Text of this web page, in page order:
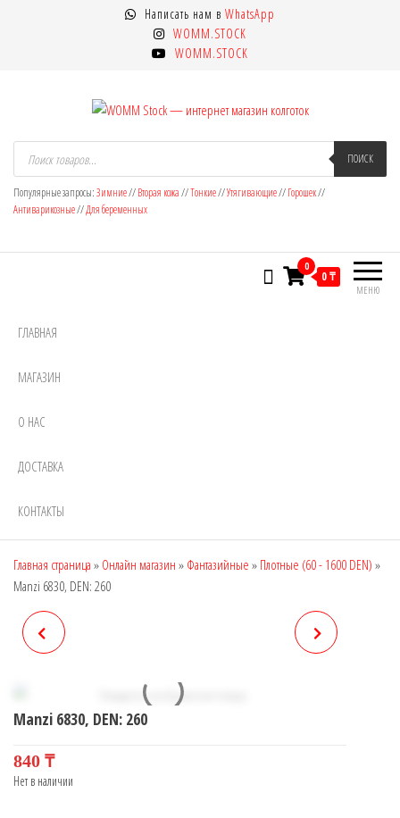
Написать нам в WhatsApp
WOMM.STOCK
WOMM.STOCK
WOMM Stock — интернет магазин
колготок
Колготки MANZI, Naja Street тонкие,
фантазийные, чулки, лосины
Поиск
товаров ПОИСК
Популярные запросы:Зимние//Вторая кожа//Тонкие//Утягивающие//Горошек//
Антиварикозные//Для беременных
МЕНЮ
0
0 ₸
ГЛАВНАЯ
МАГАЗИН
О НАС
ДОСТАВКА
КОНТАКТЫ
Главная страница » Онлайн магазин » Фантазийные » Плотные (60 - 1600 DEN) »
Manzi 6830, DEN: 260
Manzi 6830, DEN: 260
840 ₸
Нет в наличии